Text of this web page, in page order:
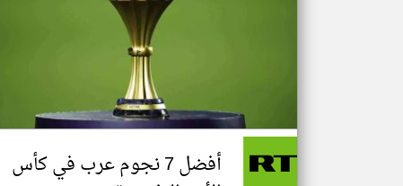
أفضل 7 نجوم عرب في كأس